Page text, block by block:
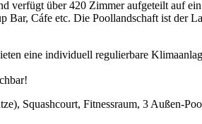
verfügt über 420 Zimmer aufgeteilt auf
Cáfe etc. Die Poollandschaft ist der
eine individuell regulierbare
Squashcourt, Fitnessraum, 3 Außen-